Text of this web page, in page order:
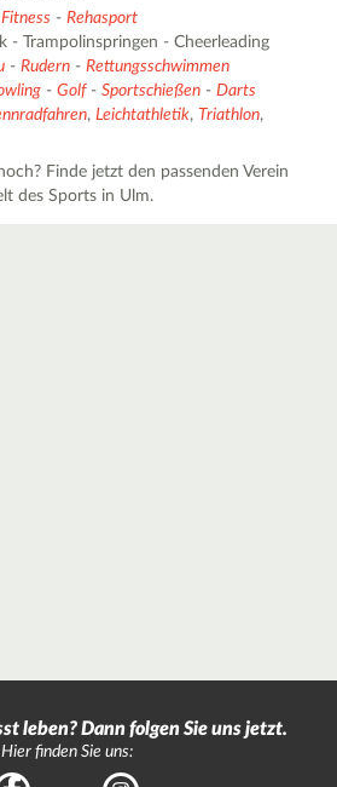
Fitness -Rehasport
- Trampolinspringen - Cheerleading
-Rudern -Rettungsschwimmen
-Golf-Sportschießen -Darts
,Leichtathletik, Triathlon,
Finde jetzt den passenden Verein
des Sports in Ulm.
leben? Dann folgen Sie uns jetzt.
Hier finden Sie uns: